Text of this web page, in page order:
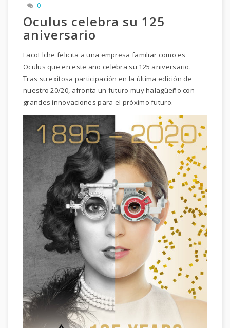
0
Oculus celebra su 125
aniversario
FacoElche felicita a una empresa familiar como es
Oculus que en este año celebra su 125 aniversario.
Tras su exitosa participación en la última edición de
nuestro 20/20, afronta un futuro muy halagüeño con
grandes innovaciones para el próximo futuro.